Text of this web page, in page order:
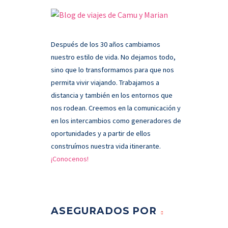
Después de los 30 años cambiamos
nuestro estilo de vida. No dejamos todo,
sino que lo transformamos para que nos
permita vivir viajando. Trabajamos a
distancia y también en los entornos que
nos rodean. Creemos en la comunicación y
en los intercambios como generadores de
oportunidades y a partir de ellos
construímos nuestra vida itinerante.
¡Conocenos!
ASEGURADOS POR